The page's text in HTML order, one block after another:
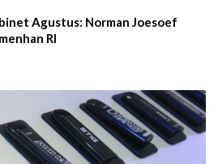
Agustus: Norman Joesoef
RI